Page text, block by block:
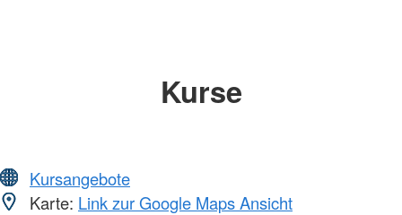
Kurse
Kursangebote
Karte: Link zur Google Maps Ansicht